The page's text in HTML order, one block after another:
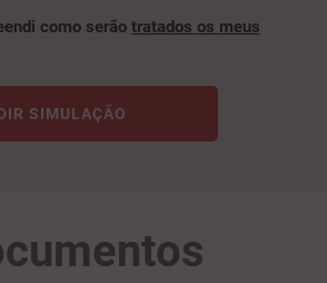
como serão tratados os meus
SIMULAÇÃO